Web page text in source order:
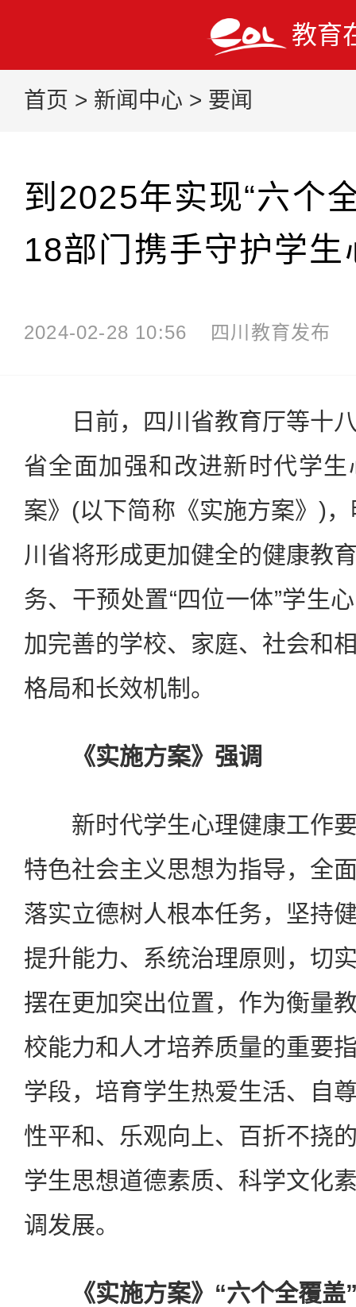
教育
首页 > 新闻中心 > 要闻
到2025年实现“六个
18部门携手守护学生
2024-02-28 10:56 四川教育发布
日前，四川省教育厅等十八
省全面加强和改进新时代学
案》(以下简称《实施方案》)
川省将形成更加健全的健康教
务、干预处置“四位一体”学生
加完善的学校、家庭、社会和
格局和长效机制。
《实施方案》强调
新时代学生心理健康工作要
特色社会主义思想为指导，全
落实立德树人根本任务，坚持
提升能力、系统治理原则，切
摆在更加突出位置，作为衡量
校能力和人才培养质量的重要
学段，培育学生热爱生活、自
性平和、乐观向上、百折不挠
学生思想道德素质、科学文化
调发展。
《实施方案》“六个全覆盖